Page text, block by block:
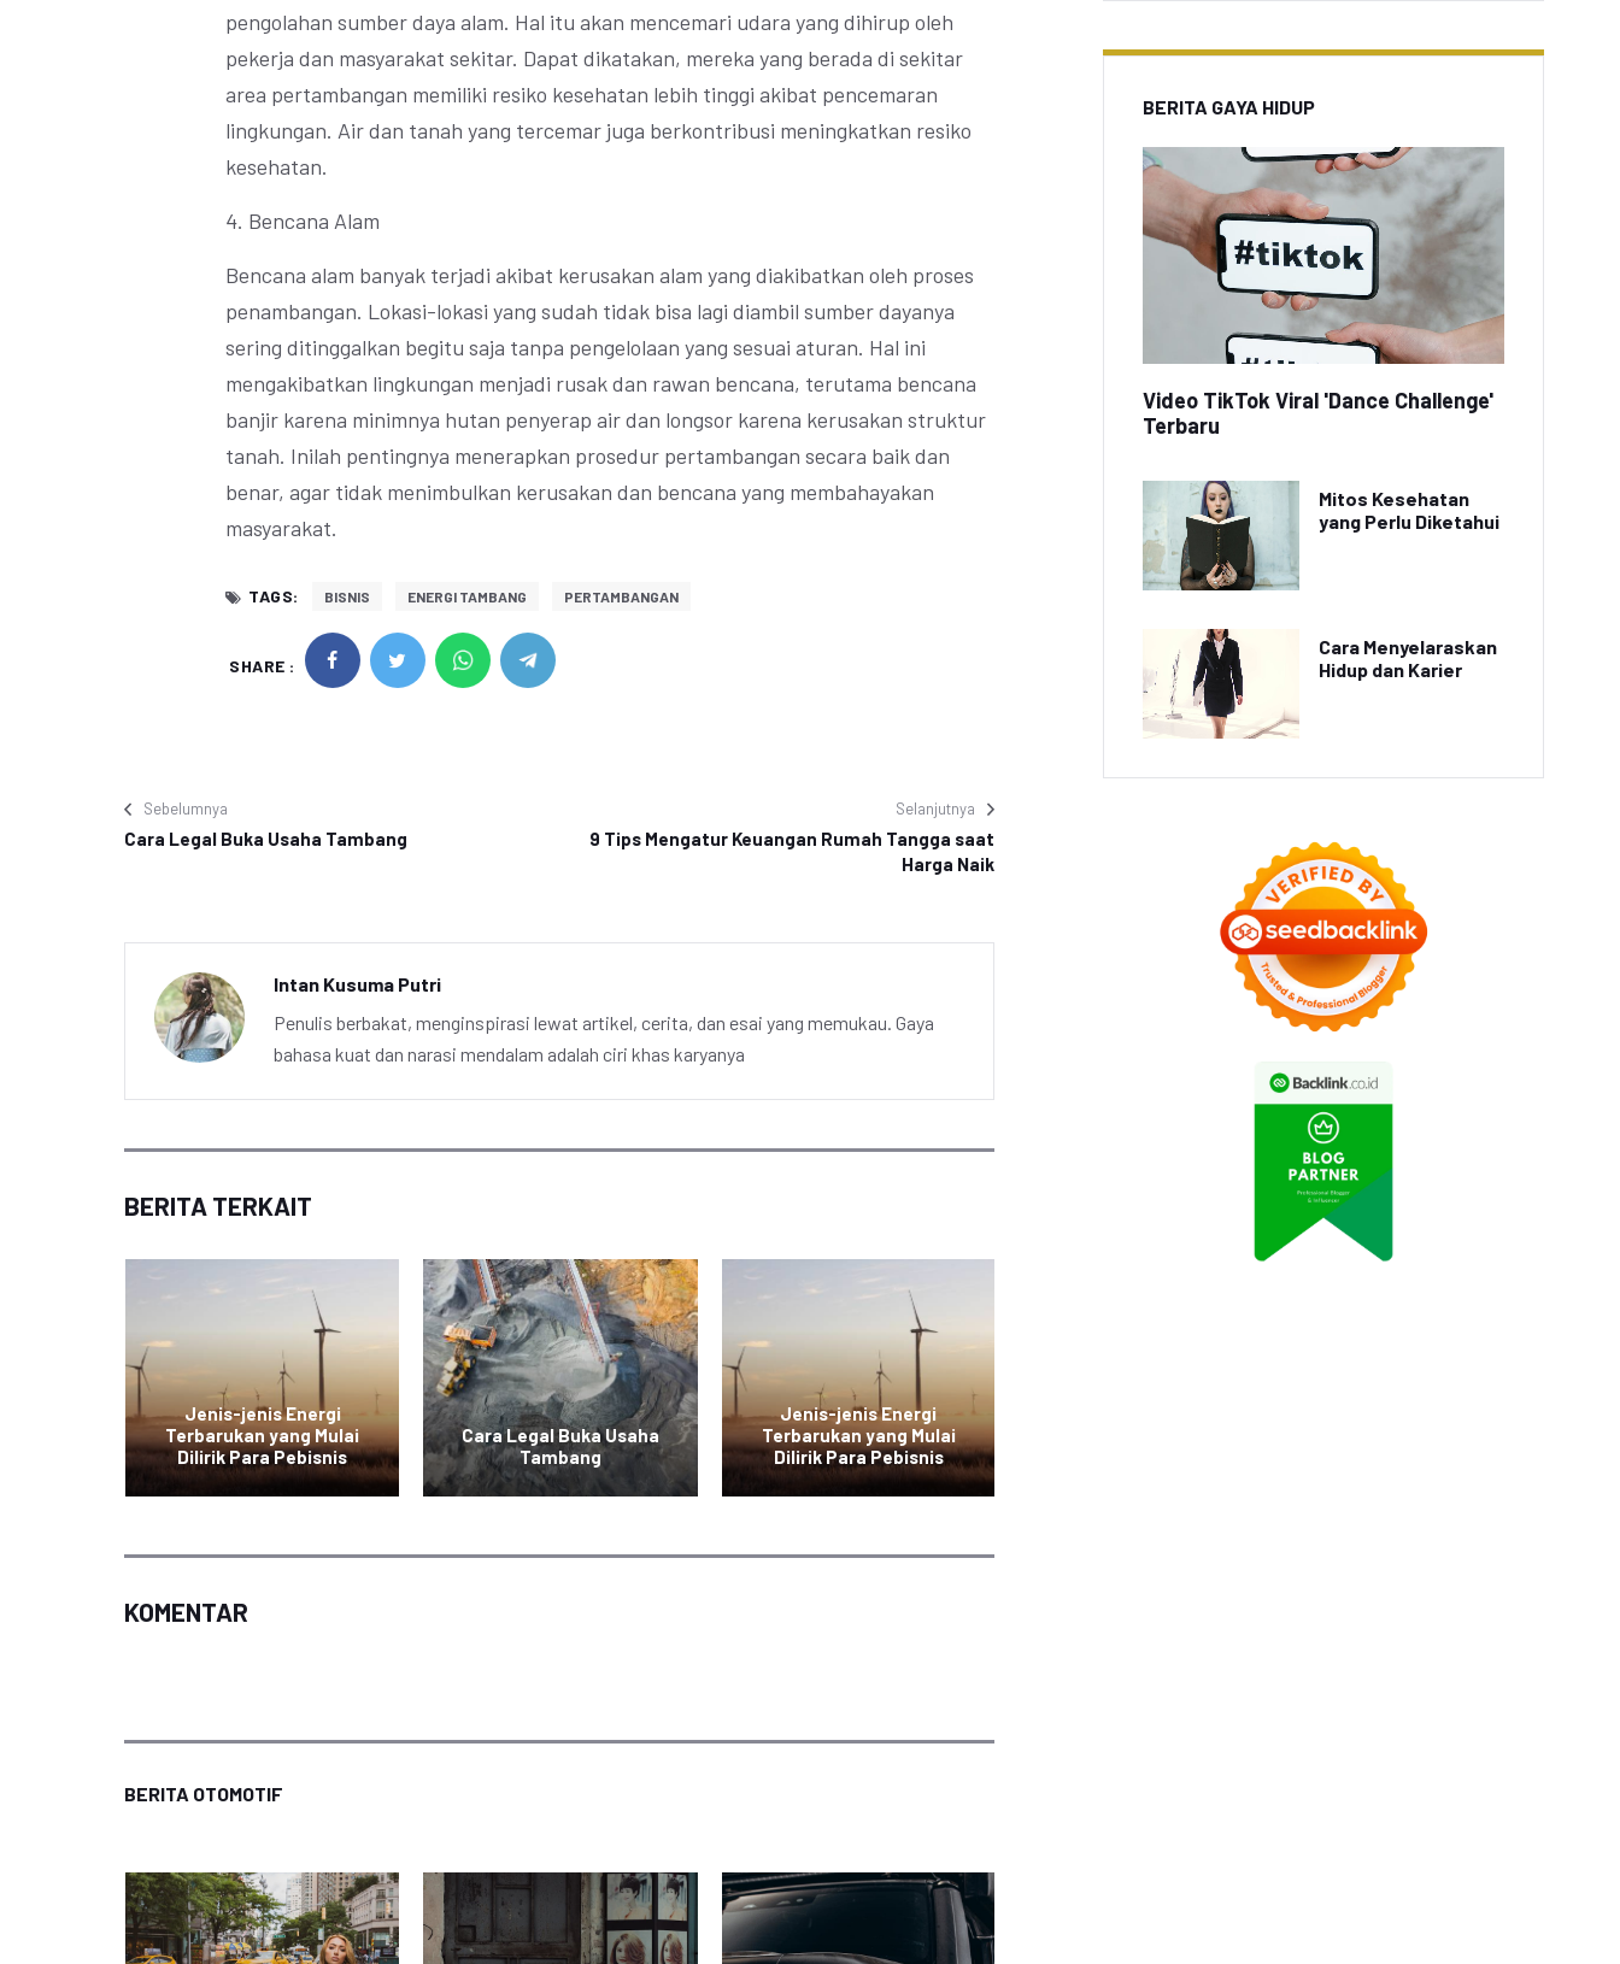
pengolahan sumber daya alam. Hal itu akan mencemari udara yang dihirup oleh
pekerja dan masyarakat sekitar. Dapat dikatakan, mereka yang berada di sekitar
area pertambangan memiliki resiko kesehatan lebih tinggi akibat pencemaran
lingkungan. Air dan tanah yang tercemar juga berkontribusi meningkatkan resiko
kesehatan.
4. Bencana Alam
Bencana alam banyak terjadi akibat kerusakan alam yang diakibatkan oleh proses
penambangan. Lokasi-lokasi yang sudah tidak bisa lagi diambil sumber dayanya
sering ditinggalkan begitu saja tanpa pengelolaan yang sesuai aturan. Hal ini
mengakibatkan lingkungan menjadi rusak dan rawan bencana, terutama bencana
banjir karena minimnya hutan penyerap air dan longsor karena kerusakan struktur
tanah. Inilah pentingnya menerapkan prosedur pertambangan secara baik dan
benar, agar tidak menimbulkan kerusakan dan bencana yang membahayakan
masyarakat.
TAGS: BISNIS ENERGI TAMBANG PERTAMBANGAN
SHARE :
Sebelumnya
Cara Legal Buka Usaha Tambang
Selanjutnya
9 Tips Mengatur Keuangan Rumah Tangga saat
Harga Naik
Intan Kusuma Putri
Penulis berbakat, menginspirasi lewat artikel, cerita, dan esai yang memukau. Gaya
bahasa kuat dan narasi mendalam adalah ciri khas karyanya
BERITA TERKAIT
Jenis-jenis Energi
Terbarukan yang Mulai
Dilirik Para Pebisnis
Cara Legal Buka Usaha
Tambang
Jenis-jenis Energi
Terbarukan yang Mulai
Dilirik Para Pebisnis
KOMENTAR
BERITA OTOMOTIF
BERITA GAYA HIDUP
Video TikTok Viral 'Dance Challenge'
Terbaru
Mitos Kesehatan
yang Perlu Diketahui
Cara Menyelaraskan
Hidup dan Karier